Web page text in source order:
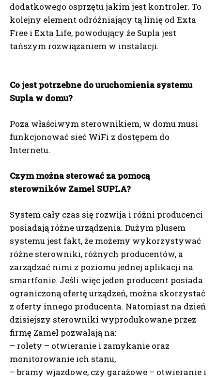
dodatkowego osprzętu jakim jest kontroler. To
kolejny element odróżniający tą linię od Exta
Free i Exta Life, powodujący że Supla jest
tańszym rozwiązaniem w instalacji.
Co jest potrzebne do uruchomienia systemu
Supla w domu?
Poza właściwym sterownikiem, w domu musi
funkcjonować sieć WiFi z dostępem do
Internetu.
Czym można sterować za pomocą
sterowników Zamel SUPLA?
System cały czas się rozwija i różni producenci
posiadają różne urządzenia. Dużym plusem
systemu jest fakt, że możemy wykorzystywać
różne sterowniki, różnych producentów, a
zarządzać nimi z poziomu jednej aplikacji na
smartfonie. Jeśli więc jeden producent posiada
ograniczoną ofertę urządzeń, można skorzystać
z oferty innego producenta. Natomiast na dzień
dzisiejszy sterowniki wyprodukowane przez
firmę Zamel pozwalają na:
– rolety – otwieranie i zamykanie oraz
monitorowanie ich stanu,
– bramy wjazdowe, czy garażowe – otwieranie i